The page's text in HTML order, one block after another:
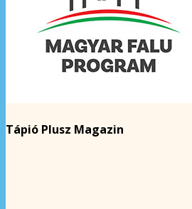
Tápió Plusz Magazin